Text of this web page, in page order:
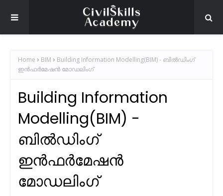
Home BIM
Building Information Modelling(BIM) - ബിൽഡിംഗ്
ഇൻഫർമേഷൻ മോഡലിംഗ്
Building Information
Modelling(BIM) -
ബിൽഡിംഗ്
ഇൻഫർമേഷൻ
മോഡലിംഗ്